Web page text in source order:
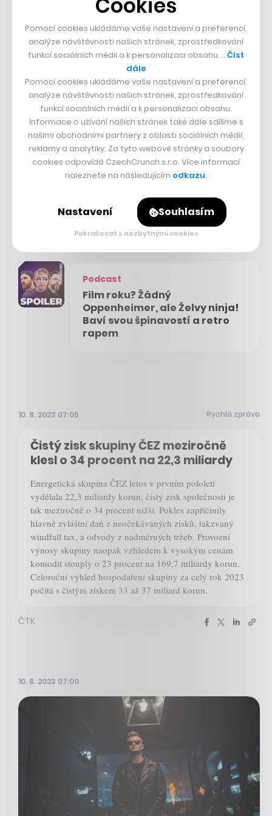
Přehled peněz proudících do
startupů na jednom místě.
CzechCrunch spouští rozsáhlou
databázi investic
Podcast
Film roku? Žádný
Oppenheimer, ale Želvy ninja!
Baví svou špinavostí a retro
rapem
10. 8. 2023 07:05 Rychlá zpráva
Čistý zisk skupiny ČEZ meziročně
klesl o 34 procent na 22,3 miliardy
Energetická skupina ČEZ letos v prvním pololetí
vydělala 22,3 miliardy korun, čistý zisk společnosti je
tak meziročně o 34 procent nižší. Pokles zapříčinily
hlavně zvláštní daň z neočekávaných zisků, takzvaný
windfall tax, a odvody z nadměrných tržeb. Provozní
výnosy skupiny naopak vzhledem k vysokým cenám
komodit stouply o 23 procent na 169,7 miliardy korun.
Celoroční výhled hospodaření skupiny za celý rok 2023
počítá s čistým ziskem 33 až 37 miliard korun.
ČTK
10. 8. 2023 07:00
Pomocí cookies ukládáme vaše nastavení a preferencí,
analýze návštěvnosti našich stránek, zprostředkování
funkcí sociálních médií a k personalizaci obsahu … Číst
dále
Pomocí cookies ukládáme vaše nastavení a preferencí,
analýze návštěvnosti našich stránek, zprostředkování
funkcí sociálních médií a k personalizaci obsahu.
Informace o užívání našich stránek také dále sdílíme s
našimi obchodními partnery z oblasti sociálních médií,
reklamy a analytiky. Za tyto webové stránky a soubory
cookies odpovídá CzechCrunch s.r.o. Více informací
naleznete na následujícím odkazu.
Nastavení Souhlasím
Pokračovat s nezbytnými cookies